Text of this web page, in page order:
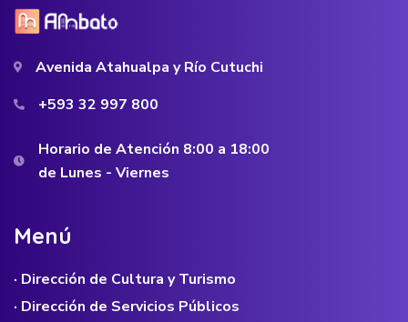
Avenida Atahualpa y Río Cutuchi
+593 32 997 800
Horario de Atención 8:00 a 18:00
de Lunes - Viernes
Menú
· Dirección de Cultura y Turismo
· Dirección de Servicios Públicos